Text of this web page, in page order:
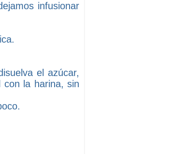
infusionar
el azúcar,
la harina, sin